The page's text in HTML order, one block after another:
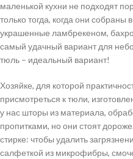
маленькой кухни не подходят
только тогда, когда они
украшенные ламбрекеном,
самый удачный вариант для
тюль – идеальный вариант!
Хозяйке, для которой
присмотреться к тюли,
у нас шторы из материала,
пропитками, но они стоят
стирке: чтобы удалить
салфеткой из микрофибры,